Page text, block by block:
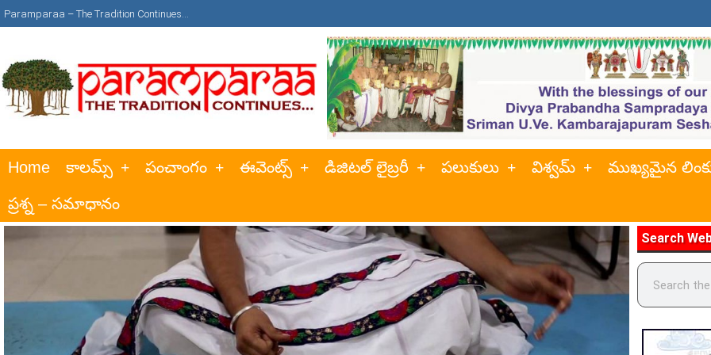
Paramparaa – The Tradition Continues…
Home కాలమ్స్ పంచాంగం ఈవెంట్స్ డిజిటల్ లైబ్రరీ పలుకులు విశ్వమ్ ముఖ్యమైన
ప్రశ్న – సమాధానం
Search